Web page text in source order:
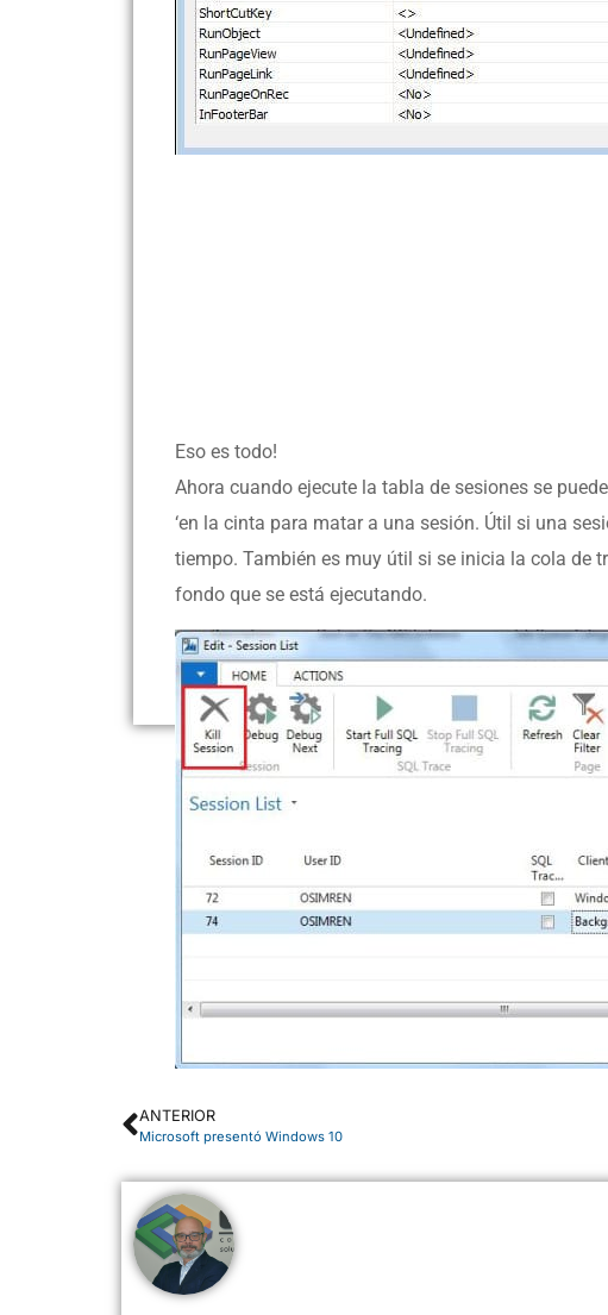
Eso es todo!
Ahora cuando ejecute la tabla de sesiones se
‘en la cinta para matar a una sesión. Útil si una
tiempo. También es muy útil si se inicia la cola de
fondo que se está ejecutando.
ANTERIOR
Microsoft presentó Windows 10